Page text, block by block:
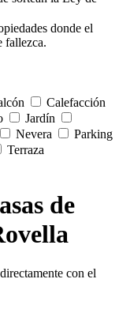
donde el
fallezca.
Calefacción
Jardín
Nevera
Parking
Terraza
de
con el